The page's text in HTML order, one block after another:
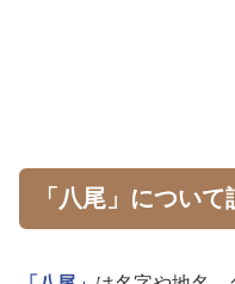
「八尾」について